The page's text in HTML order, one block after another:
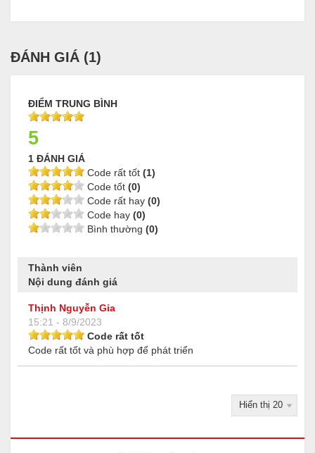
ĐÁNH GIÁ (1)
ĐIỂM TRUNG BÌNH
5
1 ĐÁNH GIÁ
Code rất tốt (1)
Code tốt (0)
Code rất hay (0)
Code hay (0)
Bình thường (0)
Thành viên
Nội dung đánh giá
Thịnh Nguyễn Gia
15:21 - 8/9/2023
Code rất tốt
Code rất tốt và phù hợp để phát triển